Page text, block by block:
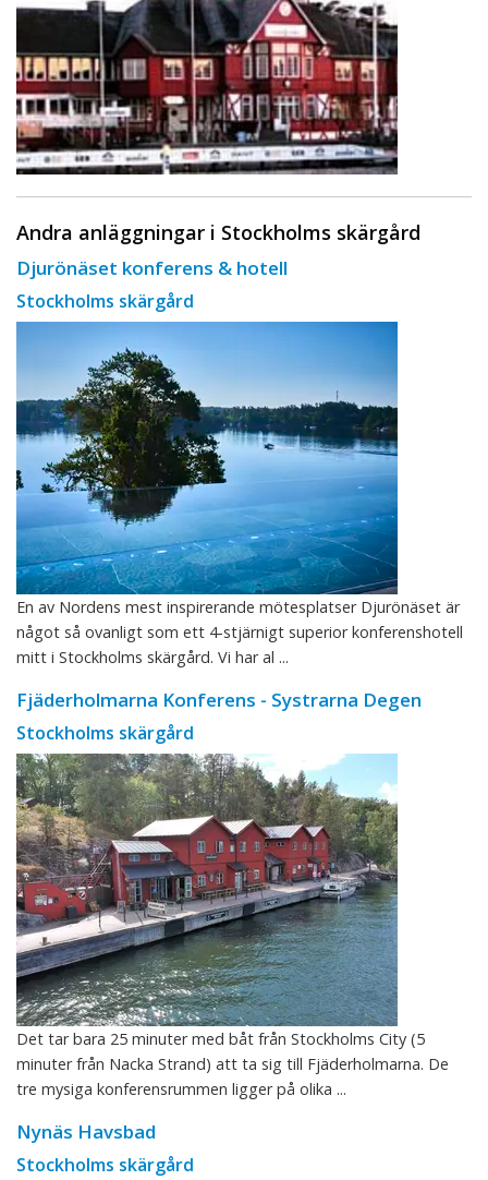
Andra anläggningar i Stockholms skärgård
Djurönäset konferens & hotell
Stockholms skärgård
En av Nordens mest inspirerande mötesplatser Djurönäset är
något så ovanligt som ett 4-stjärnigt superior konferenshotell
mitt i Stockholms skärgård. Vi har al ...
Fjäderholmarna Konferens - Systrarna Degen
Stockholms skärgård
Det tar bara 25 minuter med båt från Stockholms City (5
minuter från Nacka Strand) att ta sig till Fjäderholmarna. De
tre mysiga konferensrummen ligger på olika ...
Nynäs Havsbad
Stockholms skärgård